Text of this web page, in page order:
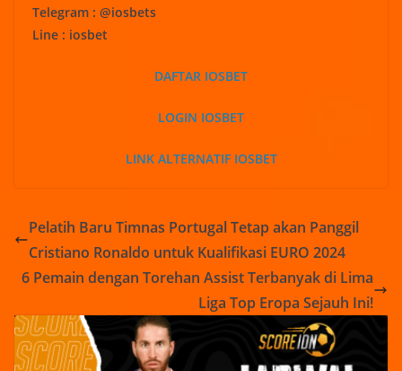
Telegram : @iosbets
Line : iosbet
DAFTAR IOSBET
LOGIN IOSBET
LINK ALTERNATIF IOSBET
Pelatih Baru Timnas Portugal Tetap akan Panggil
Cristiano Ronaldo untuk Kualifikasi EURO 2024
6 Pemain dengan Torehan Assist Terbanyak di Lima
Liga Top Eropa Sejauh Ini!